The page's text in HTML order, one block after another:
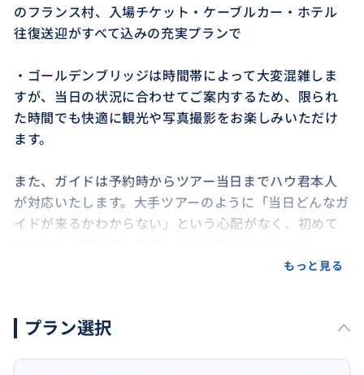
のフランス村、入場チケット・ケーブルカー・ホテル
往復送迎がすべて込みの充実プランで
・ゴールデンブリッジは時間帯によって大変混雑しま
すが、当日の状況に合わせてご案内するため、限られ
た時間でも快適に観光や写真撮影をお楽しみいただけ
ます。
また、ガイドは予約時からツアー当日までハウ君本人
が対応いたします。大手ツアーのように「当日どんなガ
イドが来るかわからない」という心配がなく、初めて
す。
もっと見る
プラン選択